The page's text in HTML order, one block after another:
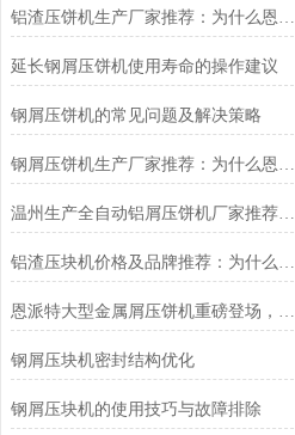
铝渣压饼机生产厂家推荐：为什么恩派特是值得信赖的选择？
延长钢屑压饼机使用寿命的操作建议
钢屑压饼机的常见问题及解决策略
钢屑压饼机生产厂家推荐：为什么恩派特是您值得信赖的选择？
温州生产全自动铝屑压饼机厂家推荐：为什么恩派特成为更多工厂的选择？
铝渣压块机价格及品牌推荐：为什么恩派特是您的明智之选？
恩派特大型金属屑压饼机重磅登场，用实力为大产量需求 “撑腰”！
钢屑压块机密封结构优化
钢屑压块机的使用技巧与故障排除